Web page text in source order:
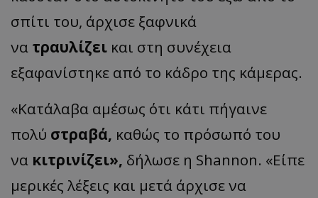
σπίτι του, άρχισε ξαφνικά
να τραυλίζει και στη συνέχεια
εξαφανίστηκε από το κάδρο της κάμερας.
«Κατάλαβα αμέσως ότι κάτι πήγαινε
πολύ στραβά, καθώς το πρόσωπό του
να κιτρινίζει», δήλωσε η Shannon. «Είπε
μερικές λέξεις και μετά άρχισε να